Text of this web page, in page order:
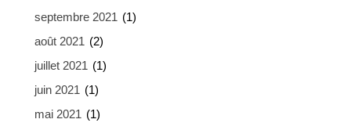
septembre 2021 (1)
août 2021 (2)
juillet 2021 (1)
juin 2021 (1)
mai 2021 (1)